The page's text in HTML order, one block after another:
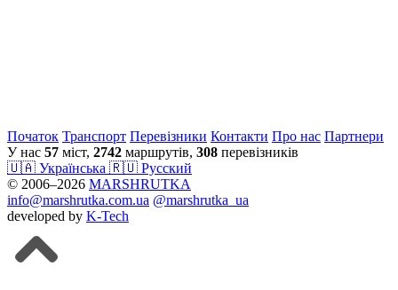
Початок Транспорт Перевiзники Контакти Про нас Партнери
У нас 57 міст, 2742 маршрутів, 308 перевізників
🇺🇦 Українська 🇷🇺 Русский
© 2006–2026 MARSHRUTKA
info@marshrutka.com.ua @marshrutka_ua
developed by K-Tech